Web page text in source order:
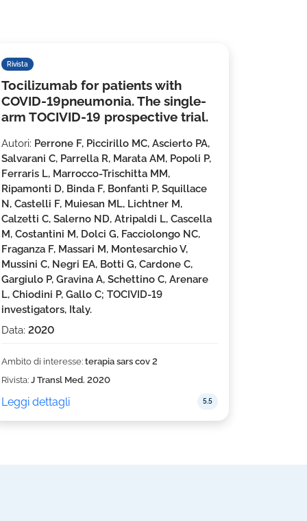
Rivista
5.5
Tocilizumab for patients with
COVID-19pneumonia. The single-
arm TOCIVID-19 prospective trial.
Autori: Perrone F, Piccirillo MC, Ascierto PA,
Salvarani C, Parrella R, Marata AM, Popoli P,
Ferraris L, Marrocco-Trischitta MM,
Ripamonti D, Binda F, Bonfanti P, Squillace
N, Castelli F, Muiesan ML, Lichtner M,
Calzetti C, Salerno ND, Atripaldi L, Cascella
M, Costantini M, Dolci G, Facciolongo NC,
Fraganza F, Massari M, Montesarchio V,
Mussini C, Negri EA, Botti G, Cardone C,
Gargiulo P, Gravina A, Schettino C, Arenare
L, Chiodini P, Gallo C; TOCIVID-19
investigators, Italy.
Data: 2020
Ambito di interesse: terapia sars cov 2
Rivista: J Transl Med. 2020
Leggi dettagli